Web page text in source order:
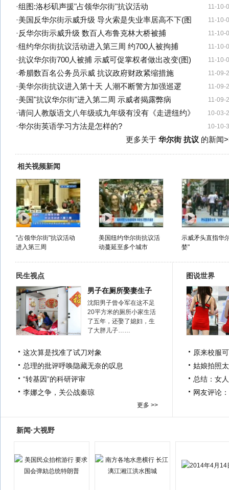
11-10-
·组图:洛杉矶声援"占领华尔街"抗议活动
11-10-
·美国反华尔街示威升级 导火索是失业率居高不下(图
11-10-
·反华尔街示威升级 数百人布鲁克林大桥被捕
11-10-
·纽约华尔街抗议活动进入第三周 约700人被拘捕
11-10-
·抗议华尔街700人被捕 示威可促掌权者做出改变(图)
11-09-
·希腊数百名公务员示威 抗议政府财政紧缩措施
11-09-
·美华尔街抗议进入第十天 人潮不断警方加强巡逻
11-09-
·美国"抗议华尔街"进入第二周 示威者揭露弊病
10-03-
·请问人教版语文八年级或九年级有没有《走进纽约》
10-10-
·华尔街英语学习方法是怎样的?
更多关于 华尔街 抗议 的新闻
相关视频新闻
"占领华尔街"抗议活动
进入第三周
美国纽约华尔街抗议活
动蔓延至多个城市
示威矛头直指华
婪"
民生视点
男子在厕所娶妻生子
沈阳男子曾令军在这不足
20平方米的厕所小家生活
了五年，还娶了媳妇，生
了大胖儿子……
这次算是找准了试刀对象
总理的批评呼唤隐藏无奈的叹息
“转基因”的科研评审
李娜之争，关公战秦琼
更多 >>
图说世界
原来校服
姑娘拍照
总结：女
网友评论
新闻·大视野